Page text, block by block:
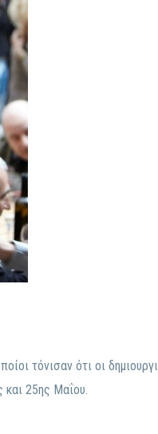
τόνισαν ότι οι
και 25ης Μαΐου.